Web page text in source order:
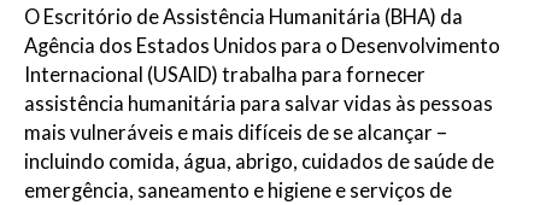
O Escritório de Assistência Humanitária (BHA) da
Agência dos Estados Unidos para o Desenvolvimento
Internacional (USAID) trabalha para fornecer
assistência humanitária para salvar vidas às pessoas
mais vulneráveis ​​e mais difíceis de se alcançar –
incluindo comida, água, abrigo, cuidados de saúde de
emergência, saneamento e higiene e serviços de